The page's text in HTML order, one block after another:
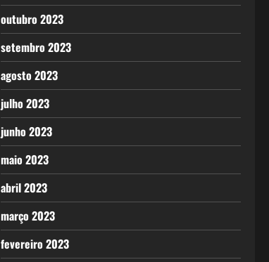
outubro 2023
setembro 2023
agosto 2023
julho 2023
junho 2023
maio 2023
abril 2023
março 2023
fevereiro 2023